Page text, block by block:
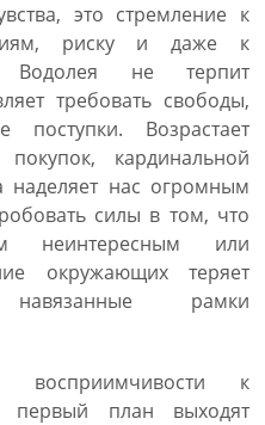
это стремление к
риску и даже к
Водолея не терпит
требовать свободы,
поступки. Возрастает
кардинальной
наделяет нас огромным
силы в том, что
неинтересным или
окружающих теряет
рамки
к
план выходят